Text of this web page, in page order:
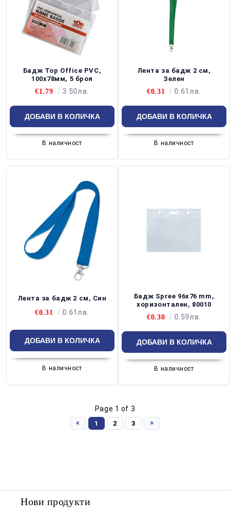
Бадж Top Office PVC,
100x78мм, 5 броя
€1.79
3.50лв.
В наличност
Лента за бадж 2 см,
Зелен
€0.31
0.61лв.
В наличност
Лента за бадж 2 см, Син
€0.31
0.61лв.
В наличност
Бадж Spree 96х76 mm,
хоризонтален, 80010
€0.30
0.59лв.
В наличност
Page 1 of 3
«
1 2 3 »
Нови продукти